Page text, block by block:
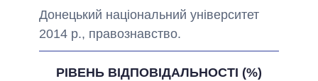
Донецький національний університет
2014 р., правознавство.
РІВЕНЬ ВІДПОВІДАЛЬНОСТІ (%)